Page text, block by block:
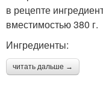
в рецепте
вместимостью 380 г.
Ингредиенты:
читать дальше →